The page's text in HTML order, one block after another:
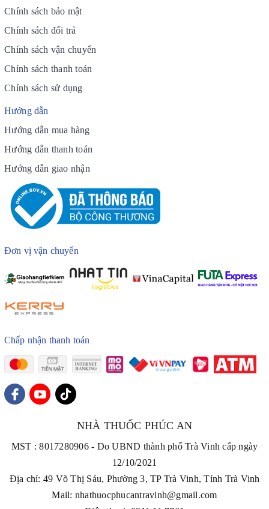
Chính sách bảo mật
Chính sách đổi trả
Chính sách vận chuyển
Chính sách thanh toán
Chính sách sử dụng
Hướng dẫn
Hướng dẫn mua hàng
Hướng dẫn thanh toán
Hướng dẫn giao nhận
Đơn vị vận chuyển
Chấp nhận thanh toán
NHÀ THUỐC PHÚC AN
MST : 8017280906 - Do UBND thành phố Trà Vinh cấp ngày
12/10/2021
Địa chỉ: 49 Võ Thị Sáu, Phường 3, TP Trà Vinh, Tỉnh Trà Vinh
Mail: nhathuocphucantravinh@gmail.com